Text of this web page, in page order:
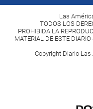
Las
TODOS LOS
PROHIBIDA LA
MATERIAL DE ESTE
Copyright Diario